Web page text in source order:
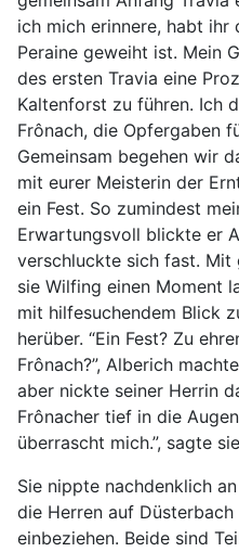
ich mich erinnere, habt ihr
Peraine geweiht ist. Mein
des ersten Travia eine
Kaltenforst zu führen. Ich
Frônach, die Opfergaben
Gemeinsam begehen wir
mit eurer Meisterin der
ein Fest. So zumindest
Erwartungsvoll blickte er
verschluckte sich fast.
sie Wilfing einen Moment
mit hilfesuchendem Blick
herüber. “Ein Fest? Zu
Frônach?”, Alberich
aber nickte seiner Herrin
Frônacher tief in die
überrascht mich.”, sagte
Sie nippte nachdenklich
die Herren auf
einbeziehen. Beide sind